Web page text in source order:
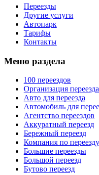
Переезды
Другие услуги
Автопарк
Тарифы
Контакты
Меню раздела
100 переездов
Организация
Авто для переезда
Автомобиль для
Агентство переездов
Аккуратный переезд
Бережный переезд
Компания по
Большие переезды
Большой переезд
Бутово переезд